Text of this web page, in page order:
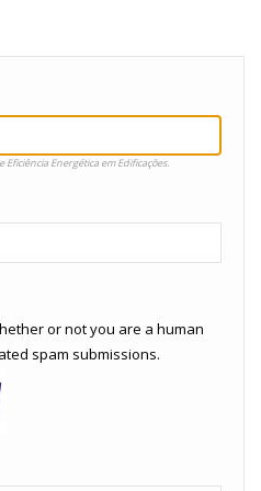
Energética em Edificações.
or not you are a human
spam submissions.